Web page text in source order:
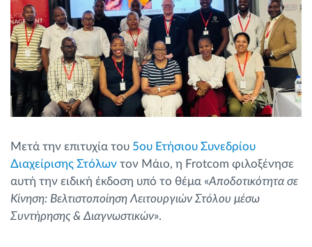
Πώς να λύσουμε τις ανάγκες των
δραστηριοτήτων του στόλου
Υπολογιστής εξοικονόμησης
Μετά την επιτυχία του 5ου Ετήσιου Συνεδρίου
Διαχείρισης Στόλων τον Μάιο, η Frotcom φιλοξένησε
αυτή την ειδική έκδοση υπό το θέμα «Αποδοτικότητα σε
Κίνηση: Βελτιστοποίηση Λειτουργιών Στόλου μέσω
Συντήρησης & Διαγνωστικών».